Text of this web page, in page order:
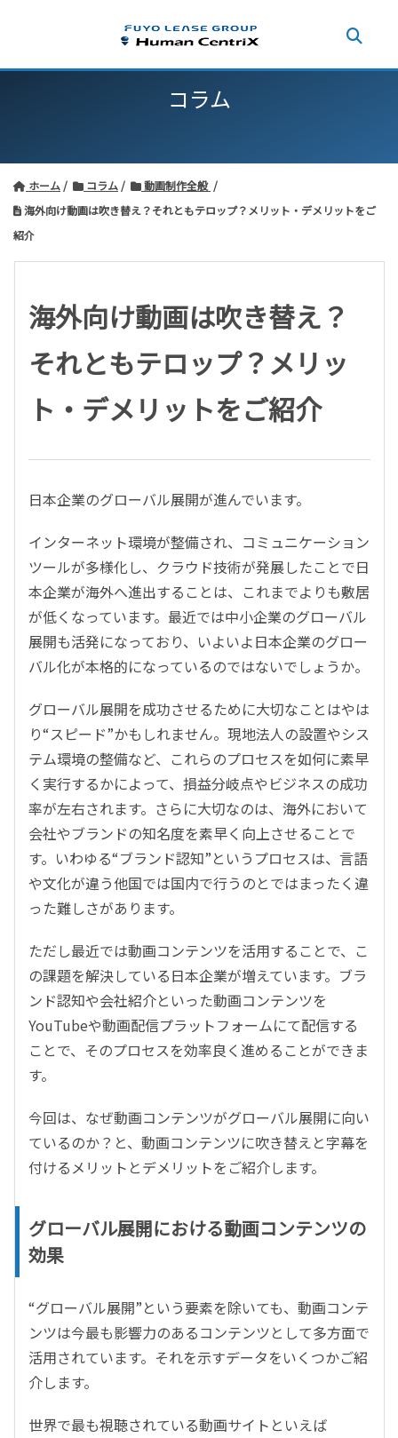
コラム
ホーム コラム
動画制作全般
海外向け動画は吹き替え？それともテロップ？メリット・デメリットをご
紹介
海外向け動画は吹き替え？
それともテロップ？メリッ
ト・デメリットをご紹介
日本企業のグローバル展開が進んでいます。
インターネット環境が整備され、コミュニケーション
ツールが多様化し、クラウド技術が発展したことで日
本企業が海外へ進出することは、これまでよりも敷居
が低くなっています。最近では中小企業のグローバル
展開も活発になっており、いよいよ日本企業のグロー
バル化が本格的になっているのではないでしょうか。
グローバル展開を成功させるために大切なことはやは
り“スピード”かもしれません。現地法人の設置やシス
テム環境の整備など、これらのプロセスを如何に素早
く実行するかによって、損益分岐点やビジネスの成功
率が左右されます。さらに大切なのは、海外において
会社やブランドの知名度を素早く向上させることで
す。いわゆる“ブランド認知”というプロセスは、言語
や文化が違う他国では国内で行うのとではまったく違
った難しさがあります。
ただし最近では動画コンテンツを活用することで、こ
の課題を解決している日本企業が増えています。ブラ
ンド認知や会社紹介といった動画コンテンツを
YouTubeや動画配信プラットフォームにて配信する
ことで、そのプロセスを効率良く進めることができま
す。
今回は、なぜ動画コンテンツがグローバル展開に向い
ているのか？と、動画コンテンツに吹き替えと字幕を
付けるメリットとデメリットをご紹介します。
グローバル展開における動画コンテンツの
効果
“グローバル展開”という要素を除いても、動画コンテ
ンツは今最も影響力のあるコンテンツとして多方面で
活用されています。それを示すデータをいくつかご紹
介します。
世界で最も視聴されている動画サイトといえば